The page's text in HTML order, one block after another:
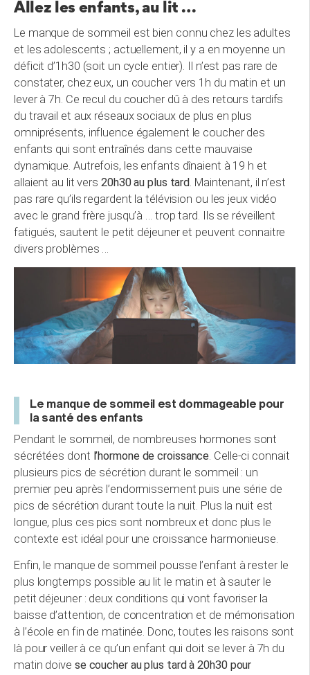
Allez les enfants, au lit …
Le manque de sommeil est bien connu chez les adultes
et les adolescents ; actuellement, il y a en moyenne un
déficit d’1h30 (soit un cycle entier). Il n’est pas rare de
constater, chez eux, un coucher vers 1h du matin et un
lever à 7h. Ce recul du coucher dû à des retours tardifs
du travail et aux réseaux sociaux de plus en plus
omniprésents, influence également le coucher des
enfants qui sont entraînés dans cette mauvaise
dynamique. Autrefois, les enfants dînaient à 19 h et
allaient au lit vers 20h30 au plus tard . Maintenant, il n’est
pas rare qu’ils regardent la télévision ou les jeux vidéo
avec le grand frère jusqu’à … trop tard. Ils se réveillent
fatigués, sautent le petit déjeuner et peuvent connaitre
divers problèmes …
Le manque de sommeil est dommageable pour
la santé des enfants
Pendant le sommeil, de nombreuses hormones sont
sécrétées dont l’hormone de croissance. Celle-ci connait
plusieurs pics de sécrétion durant le sommeil : un
premier peu après l’endormissement puis une série de
pics de sécrétion durant toute la nuit. Plus la nuit est
longue, plus ces pics sont nombreux et donc plus le
contexte est idéal pour une croissance harmonieuse.
Enfin, le manque de sommeil pousse l’enfant à rester le
plus longtemps possible au lit le matin et à sauter le
petit déjeuner : deux conditions qui vont favoriser la
baisse d’attention, de concentration et de mémorisation
à l’école en fin de matinée. Donc, toutes les raisons sont
là pour veiller à ce qu’un enfant qui doit se lever à 7h du
matin doive se coucher au plus tard à 20h30 pour